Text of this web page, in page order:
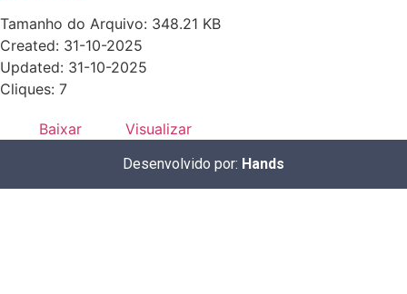
Tamanho do Arquivo: 348.21 KB
Created: 31-10-2025
Updated: 31-10-2025
Cliques: 7
Baixar Visualizar
Desenvolvido por: Hands